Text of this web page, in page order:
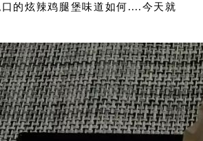
的炫辣鸡腿堡味道如何....今天就